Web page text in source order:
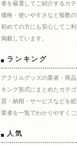
者を厳選してご紹介するカ
価格・使いやすさなど複数の
初めての方にも安心してご
掲載しています。
ランキング
アクリルグッズの業者・商
キング形式にまとめたカテ
質・納期・サービスなどを
業者を一覧でわかりやすくご
人気